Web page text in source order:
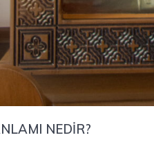
NEDİR?